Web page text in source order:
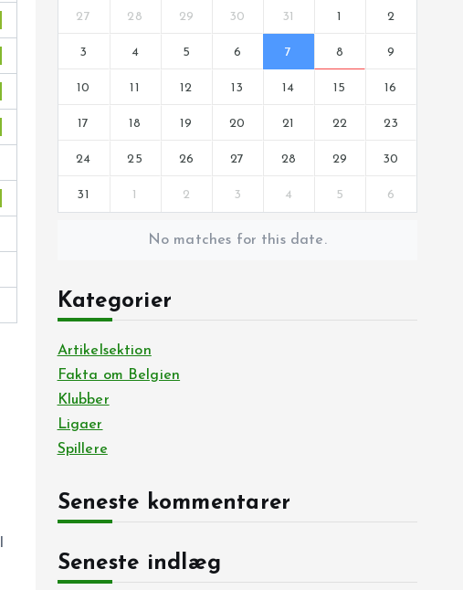
27 28 29 30 31 1 2
3 4 5 6 7 8 9
10 11 12 13 14 15 16
17 18 19 20 21 22 23
24 25 26 27 28 29 30
31 1 2 3 4 5 6
No matches for this date.
Kategorier
Artikelsektion
Fakta om Belgien
Klubber
Ligaer
Spillere
Seneste kommentarer
Seneste indlæg